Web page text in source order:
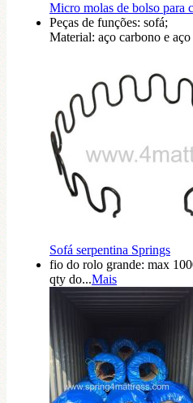
Micro molas de bolso para
Peças de funções: sofá;
Material: aço carbono e
Sofá serpentina Springs
fio do rolo grande: max
qty do...Mais